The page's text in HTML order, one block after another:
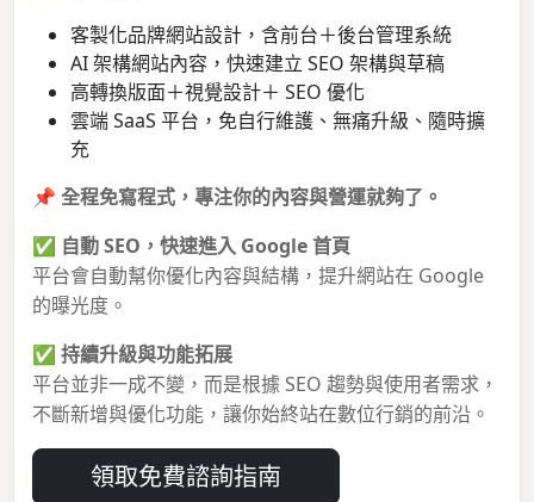
客製化品牌網站設計，含前台＋後台管理系統
AI 架構網站內容，快速建立 SEO 架構與草稿
高轉換版面＋視覺設計＋ SEO 優化
雲端 SaaS 平台，免自行維護、無痛升級、隨時擴
充
📌 全程免寫程式，專注你的內容與營運就夠了。
✅ 自動 SEO，快速進入 Google 首頁
平台會自動幫你優化內容與結構，提升網站在 Google
的曝光度。
✅ 持續升級與功能拓展
平台並非一成不變，而是根據 SEO 趨勢與使用者需求，
不斷新增與優化功能，讓你始終站在數位行銷的前沿。
領取免費諮詢指南